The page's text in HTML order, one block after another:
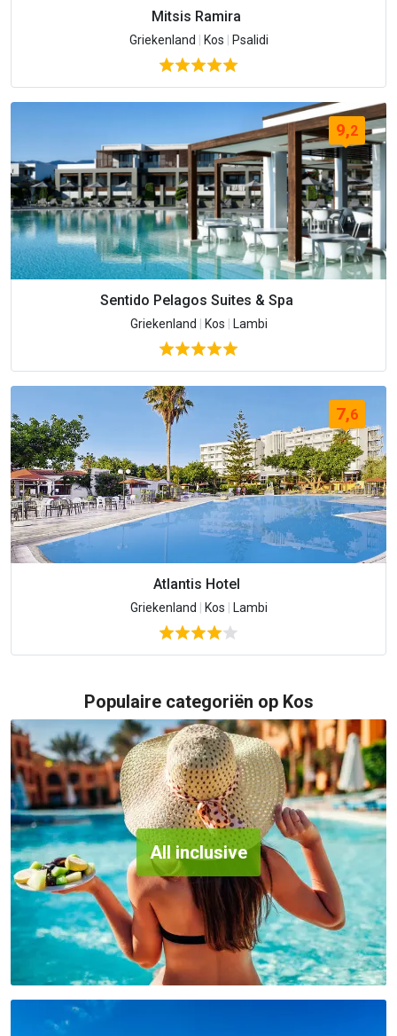
Mitsis Ramira
Griekenland Kos Psalidi
9,2
Sentido Pelagos Suites & Spa
Griekenland Kos Lambi
7,6
Atlantis Hotel
Griekenland Kos Lambi
Populaire categoriën op Kos
All inclusive